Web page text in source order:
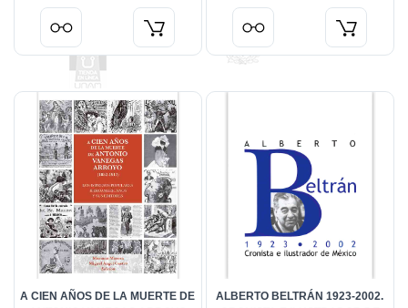
A CIEN AÑOS DE LA MUERTE DE
ALBERTO BELTRÁN 1923-2002.